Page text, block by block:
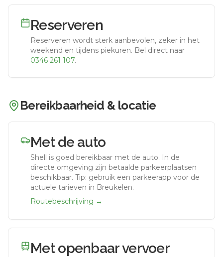
Reserveren
Reserveren wordt sterk aanbevolen, zeker in het
weekend en tijdens piekuren. Bel direct naar
0346 261 107.
Bereikbaarheid & locatie
Met de auto
Shell is goed bereikbaar met de auto. In de
directe omgeving zijn betaalde parkeerplaatsen
beschikbaar. Tip: gebruik een parkeerapp voor de
actuele tarieven in Breukelen.
Routebeschrijving →
Met openbaar vervoer